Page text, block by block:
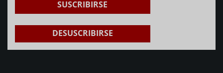
SUSCRIBIRSE
DESUSCRIBIRSE